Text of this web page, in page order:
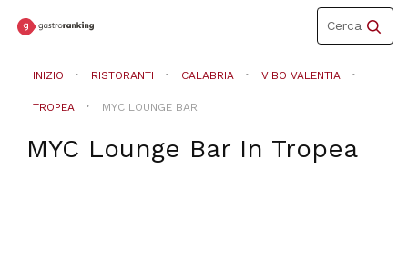
Toggle
navigation
Cerca
INIZIO RISTORANTI CALABRIA VIBO VALENTIA
TROPEA MYC LOUNGE BAR
MYC Lounge Bar In Tropea